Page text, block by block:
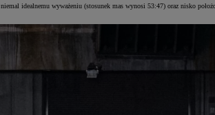
idealnemu wyważeniu (stosunek mas wynosi 53:47) oraz nisko